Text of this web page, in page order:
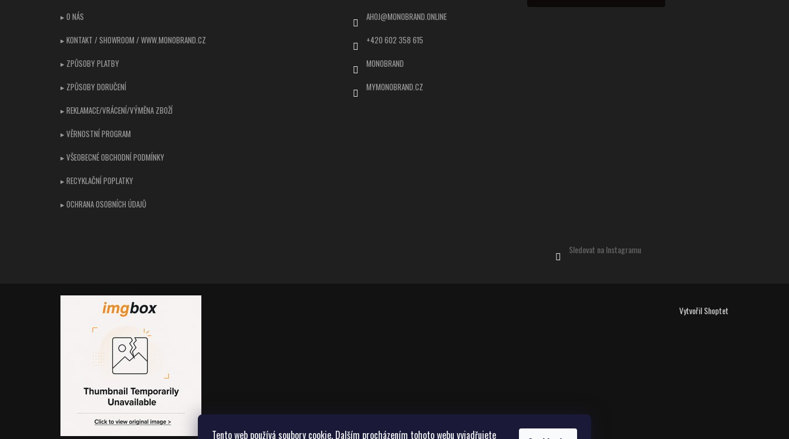
Tento web používá soubory cookie. Dalším procházením tohoto webu vyjadřujete
▸ O NÁS
▸ KONTAKT / SHOWROOM / WWW.MONOBRAND.CZ
▸ ZPŮSOBY PLATBY
▸ ZPŮSOBY DORUČENÍ
▸ REKLAMACE/VRÁCENÍ/VÝMĚNA ZBOŽÍ
▸ VĚRNOSTNÍ PROGRAM
▸ VŠEOBECNÉ OBCHODNÍ PODMÍNKY
▸ RECYKLAČNÍ POPLATKY
▸ OCHRANA OSOBNÍCH ÚDAJŮ
AHOJ@MONOBRAND.ONLINE
+420 602 358 615
MONOBRAND
MYMONOBRAND.CZ
Sledovat na Instagramu
Vytvořil Shoptet